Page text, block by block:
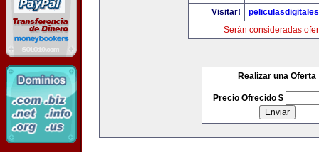
Visitar!
Serán consideradas
Realizar una Oferta
Precio Ofrecido $